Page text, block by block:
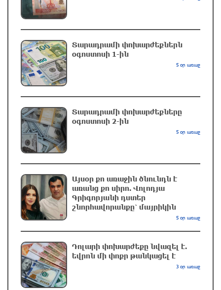
Քոսակյանը հաղթահարել են Արարատի
գագաթը
Վթար Լոռու մարզում․ փրկարարները
վարորդին դուրս են բերել արգելափակումից
Երևանում երթուղիների փոփոխություն կլինի
մենամարտի չեղարկման պատճառը
բացահայտվել է
2 ժամ առաջ
Ավտովթար՝ Կոտայքի մարզում. Զովունի-
Տարադրամի փոխարժեքներն
օգոստոսի 1-ին
5 օր առաջ
Տարադրամի փոխարժեքները
օգոստոսի 2-ին
5 օր առաջ
Այսօր քո առաջին ծնունդն է
առանց քո սիրո. Վոլոդյա
Գրիգորյանի դստեր
շնորհավորանքը՝ մայրիկին
5 օր առաջ
Դոլարի փոխարժեքը նվազել է.
եվրոն մի փոքր թանկացել է
3 օր առաջ